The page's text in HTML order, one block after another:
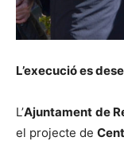
L’execució es
L’Ajuntament de
el projecte de